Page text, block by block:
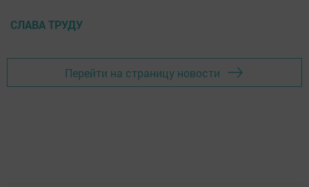
СЛАВА ТРУДУ
Перейти на страницу новости